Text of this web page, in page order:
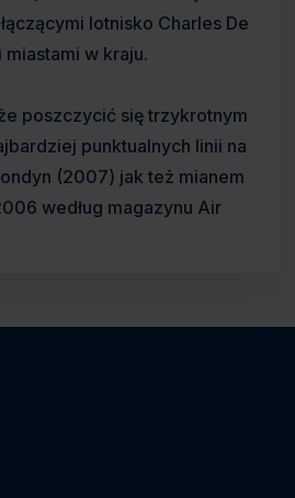
lotnisko Charles De
w kraju.
poszczycić się trzykrotnym
punktualnych linii na
(2007) jak też mianem
według magazynu Air